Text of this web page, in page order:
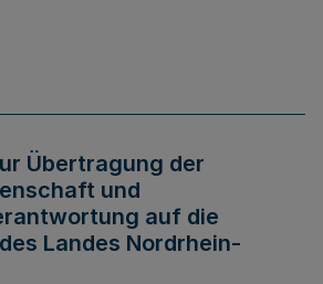
Übertragung der
und
auf die
Landes Nordrhein-